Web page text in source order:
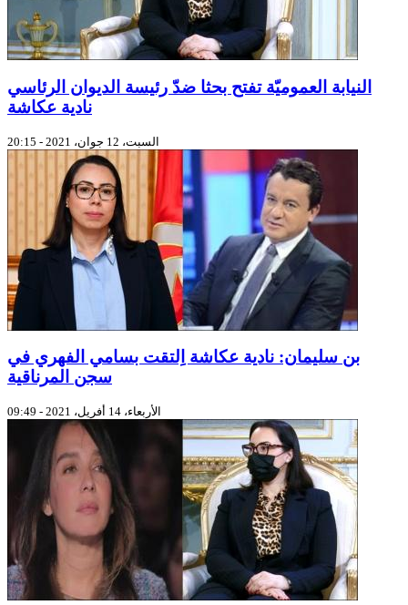
النيابة العموميّة تفتح بحثا ضدّ رئيسة الديوان الرئاسي
نادية عكاشة
السبت، 12 جوان، 2021 - 20:15
بن سليمان: نادية عكاشة اِلتقت بسامي الفهري في
سجن المرناقية
الأربعاء، 14 أفريل، 2021 - 09:49